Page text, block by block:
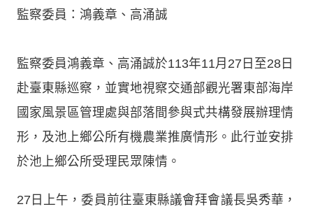
監察委員：鴻義章、高涌誠
監察委員鴻義章、高涌誠於113年11月27日至28日
赴臺東縣巡察，並實地視察交通部觀光署東部海岸
國家風景區管理處與部落間參與式共構發展辦理情
形，及池上鄉公所有機農業推廣情形。此行並安排
於池上鄉公所受理民眾陳情。
27日上午，委員前往臺東縣議會拜會議長吳秀華，